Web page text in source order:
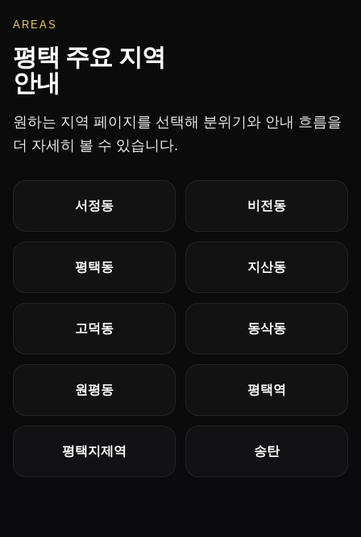
AREAS
평택 주요 지역
안내
원하는 지역 페이지를 선택해 분위기와 안내 흐름을
더 자세히 볼 수 있습니다.
서정동 비전동
평택동 지산동
고덕동 동삭동
원평동 평택역
평택지제역 송탄